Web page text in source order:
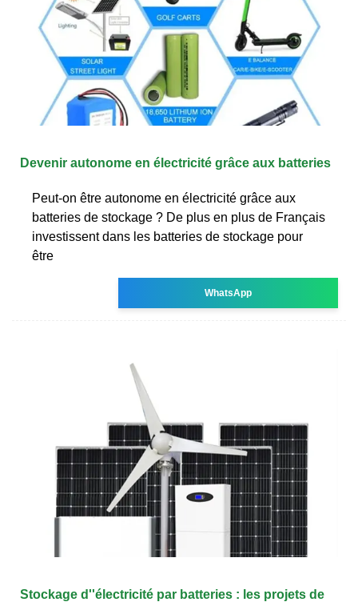
Devenir autonome en électricité grâce aux batteries
Peut-on être autonome en électricité grâce aux
batteries de stockage ? De plus en plus de Français
investissent dans les batteries de stockage pour
être
WhatsApp
Stockage d''électricité par batteries : les projets de